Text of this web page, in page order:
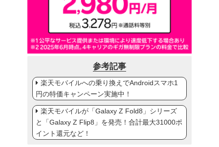
参考記事
楽天モバイルへの乗り換えでAndroidスマホ1
円の特価キャンペーン実施中！
楽天モバイルが「Galaxy Z Fold8」シリーズ
と「Galaxy Z Flip8」を発売！合計最大31000ポ
イント還元など！